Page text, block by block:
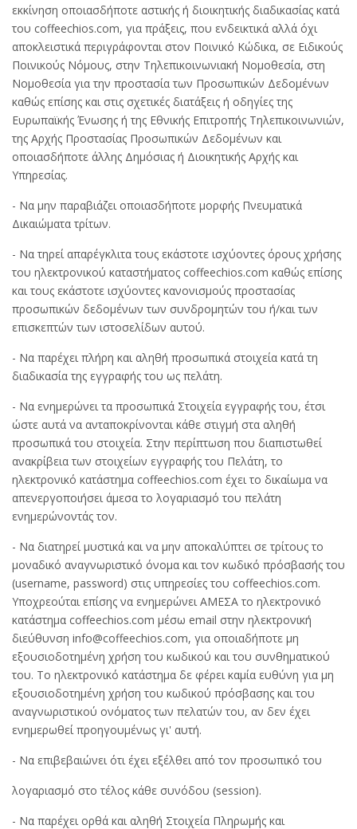
εκκίνηση οποιασδήποτε αστικής ή διοικητικής διαδικασίας κατά
του coffeechios.com, για πράξεις, που ενδεικτικά αλλά όχι
αποκλειστικά περιγράφονται στον Ποινικό Κώδικα, σε Ειδικούς
Ποινικούς Νόμους, στην Τηλεπικοινωνιακή Νομοθεσία, στη
Νομοθεσία για την προστασία των Προσωπικών Δεδομένων
καθώς επίσης και στις σχετικές διατάξεις ή οδηγίες της
Ευρωπαϊκής Ένωσης ή της Εθνικής Επιτροπής Τηλεπικοινωνιών,
της Αρχής Προστασίας Προσωπικών Δεδομένων και
οποιασδήποτε άλλης Δημόσιας ή Διοικητικής Αρχής και
Υπηρεσίας.
- Να μην παραβιάζει οποιασδήποτε μορφής Πνευματικά
Δικαιώματα τρίτων.
- Να τηρεί απαρέγκλιτα τους εκάστοτε ισχύοντες όρους χρήσης
του ηλεκτρονικού καταστήματος coffeechios.com καθώς επίσης
και τους εκάστοτε ισχύοντες κανονισμούς προστασίας
προσωπικών δεδομένων των συνδρομητών του ή/και των
επισκεπτών των ιστοσελίδων αυτού.
- Να παρέχει πλήρη και αληθή προσωπικά στοιχεία κατά τη
διαδικασία της εγγραφής του ως πελάτη.
- Να ενημερώνει τα προσωπικά Στοιχεία εγγραφής του, έτσι
ώστε αυτά να ανταποκρίνονται κάθε στιγμή στα αληθή
προσωπικά του στοιχεία. Στην περίπτωση που διαπιστωθεί
ανακρίβεια των στοιχείων εγγραφής του Πελάτη, το
ηλεκτρονικό κατάστημα coffeechios.com έχει το δικαίωμα να
απενεργοποιήσει άμεσα το λογαριασμό του πελάτη
ενημερώνοντάς τον.
- Να διατηρεί μυστικά και να μην αποκαλύπτει σε τρίτους το
μοναδικό αναγνωριστικό όνομα και τον κωδικό πρόσβασής του
(username, password) στις υπηρεσίες του coffeechios.com.
Υποχρεούται επίσης να ενημερώνει ΑΜΕΣΑ το ηλεκτρονικό
κατάστημα coffeechios.com μέσω email στην ηλεκτρονική
διεύθυνση info@coffeechios.com, για οποιαδήποτε μη
εξουσιοδοτημένη χρήση του κωδικού και του συνθηματικού
του. Το ηλεκτρονικό κατάστημα δε φέρει καμία ευθύνη για μη
εξουσιοδοτημένη χρήση του κωδικού πρόσβασης και του
αναγνωριστικού ονόματος των πελατών του, αν δεν έχει
ενημερωθεί προηγουμένως γι' αυτή.
- Να επιβεβαιώνει ότι έχει εξέλθει από τον προσωπικό του
λογαριασμό στο τέλος κάθε συνόδου (session).
- Να παρέχει ορθά και αληθή Στοιχεία Πληρωμής και